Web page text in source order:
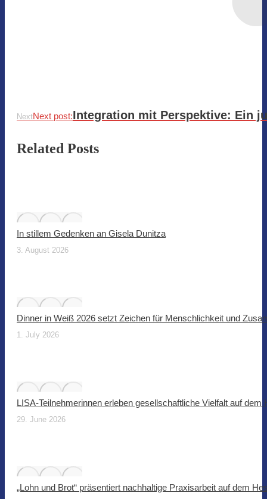
NextNext post:Integration mit Perspektive: Ein
Related Posts
In stillem Gedenken an Gisela Dunitza
3. August 2026
Dinner in Weiß 2026 setzt Zeichen für Menschlichkeit und
1. July 2026
LISA-Teilnehmerinnen erleben gesellschaftliche Vielfalt auf dem
29. June 2026
„Lohn und Brot“ präsentiert nachhaltige Praxisarbeit auf dem